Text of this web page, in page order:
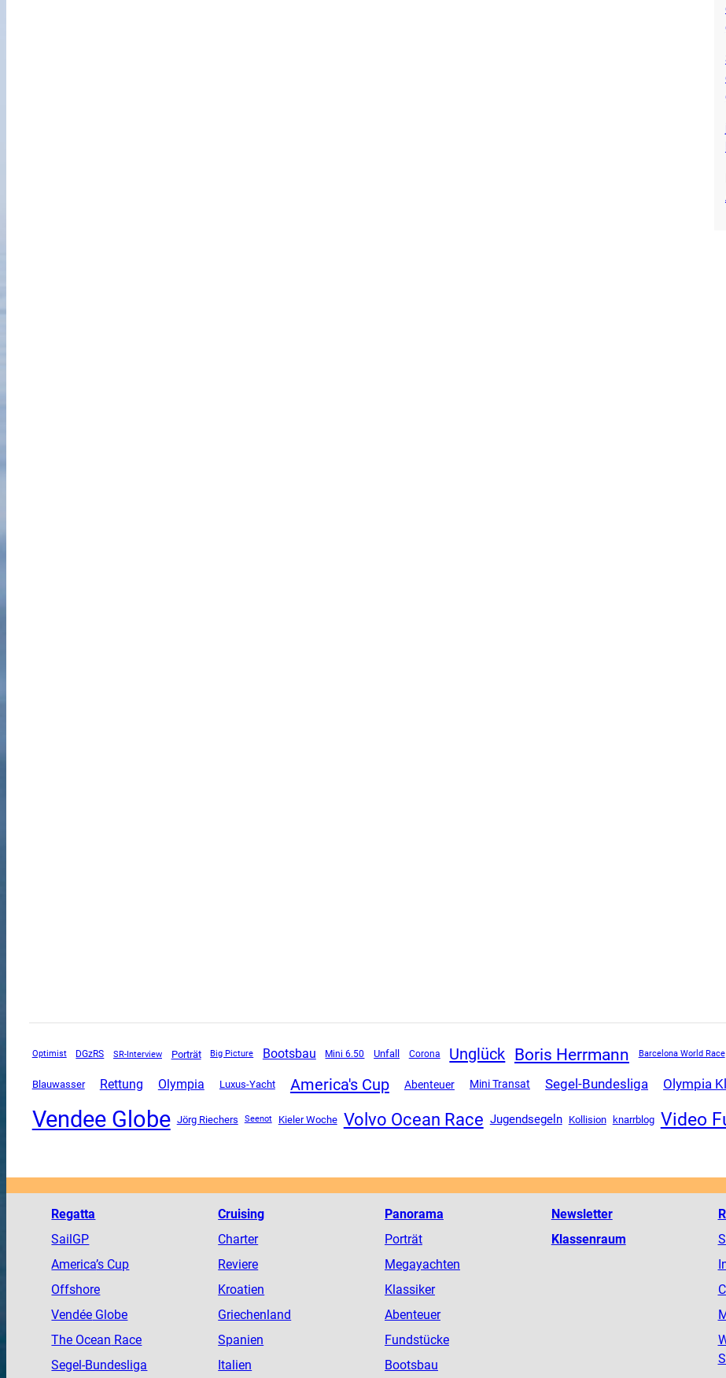
Optimist DGzRS SR-Interview Porträt Big Picture Bootsbau Mini 6.50 Unfall Corona Unglück Boris Herrmann Barcelona World Race
Blauwasser Rettung Olympia Luxus-Yacht America's Cup Abenteuer Mini Transat Segel-Bundesliga Olympia
Vendee Globe Jörg Riechers Seenot Kieler Woche Volvo Ocean Race Jugendsegeln Kollision knarrblog Video
Regatta
SailGP
America’s Cup
Offshore
Vendée Globe
The Ocean Race
Segel-Bundesliga
Cruising
Charter
Reviere
Kroatien
Griechenland
Spanien
Italien
Panorama
Porträt
Megayachten
Klassiker
Abenteuer
Fundstücke
Bootsbau
Newsletter
Klassenraum